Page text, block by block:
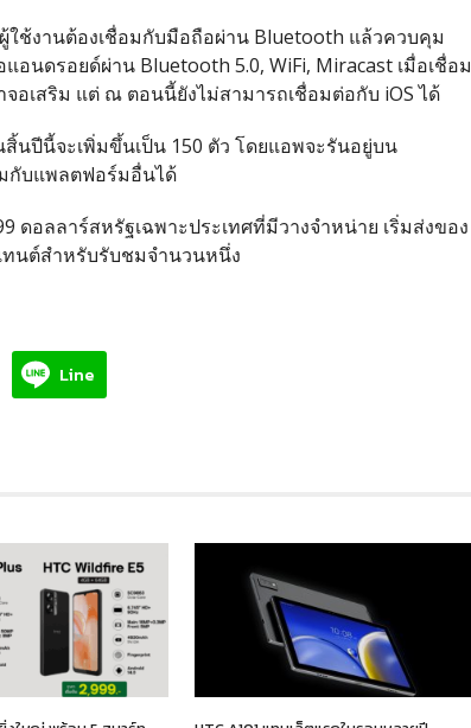
ใช้งานต้องเชื่อมกับมือถือผ่าน Bluetooth แล้วควบคุม
นดรอยด์ผ่าน Bluetooth 5.0, WiFi, Miracast เมื่อเชื่อม
อเสริม แต่ ณ ตอนนี้ยังไม่สามารถเชื่อมต่อกับ iOS ได้
นปีนี้จะเพิ่มขึ้นเป็น 150 ตัว โดยแอพจะรันอยู่บน
กับแพลตฟอร์มอื่นได้
ดอลลาร์สหรัฐเฉพาะประเทศที่มีวางจำหน่าย เริ่มส่งของ
ทนต์สำหรับรับชมจำนวนหนึ่ง
Line